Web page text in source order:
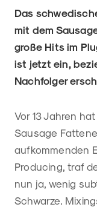
Das
mit dem
große Hits im
ist jetzt ein,
Nachfolger
Vor 13 Jahren
Sausage
aufkommenden
Producing, traf
nun ja, wenig
Schwarze.